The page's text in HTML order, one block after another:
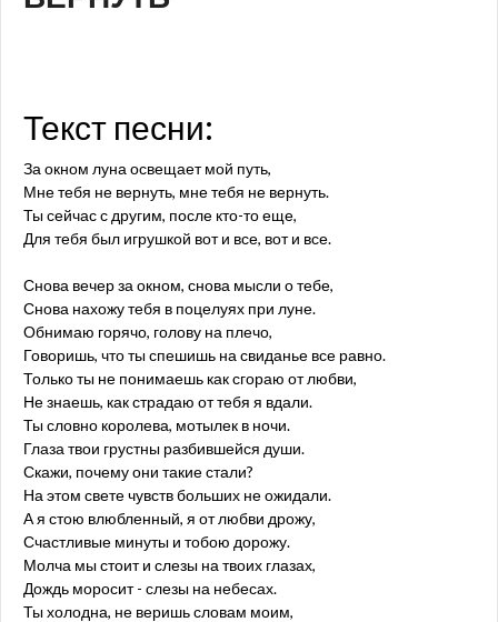
Текст песни:
За окном луна освещает мой путь,
Мне тебя не вернуть, мне тебя не вернуть.
Ты сейчас с другим, после кто-то еще,
Для тебя был игрушкой вот и все, вот и все.
Снова вечер за окном, снова мысли о тебе,
Снова нахожу тебя в поцелуях при луне.
Обнимаю горячо, голову на плечо,
Говоришь, что ты спешишь на свиданье все равно.
Только ты не понимаешь как сгораю от любви,
Не знаешь, как страдаю от тебя я вдали.
Ты словно королева, мотылек в ночи.
Глаза твои грустны разбившейся души.
Скажи, почему они такие стали?
На этом свете чувств больших не ожидали.
А я стою влюбленный, я от любви дрожу,
Счастливые минуты и тобою дорожу.
Молча мы стоит и слезы на твоих глазах,
Дождь моросит - слезы на небесах.
Ты холодна, не веришь словам моим,